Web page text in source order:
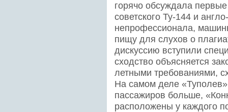
горячо обсуждала
советского Ту-144 и
непрофессионала,
пищу для слухов о
дискуссию вступили
сходство объясняется
летными требованиями,
На самом деле «Туполев»
пассажиров больше,
расположены у каждого